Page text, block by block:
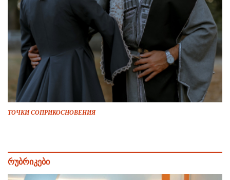
ТОЧКИ СОПРИКОСНОВЕНИЯ
რუბრიკები